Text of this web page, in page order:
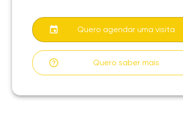
Quero agendar uma visita
Quero saber mais